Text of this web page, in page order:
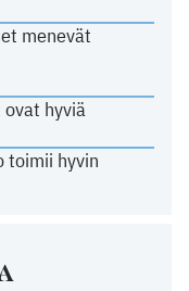
menevät
hyviä
toimii hyvin